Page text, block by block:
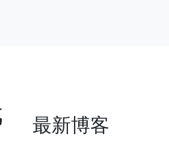
最新博客